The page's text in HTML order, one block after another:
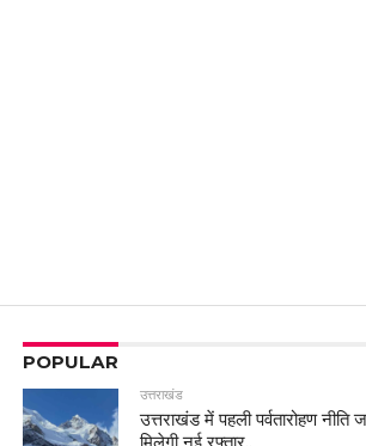
POPULAR
उत्तराखंड
उत्तराखंड में पहली पर्वतारोहण नीति